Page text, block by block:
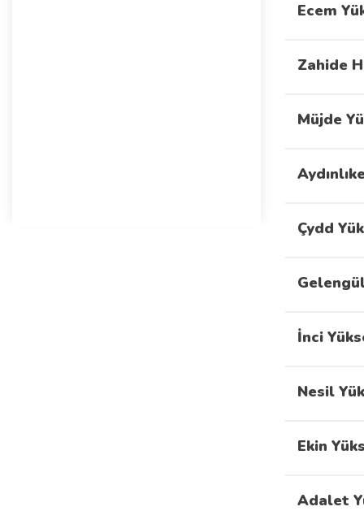
Ecem
Zahide
Müjde
Çydd
İnci
Nesil
Ekin
Adalet